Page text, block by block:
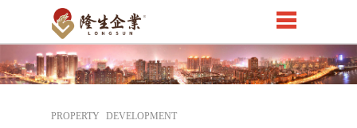
PROPERTY DEVELOPMENT